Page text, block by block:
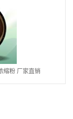
缩粉 厂家直销